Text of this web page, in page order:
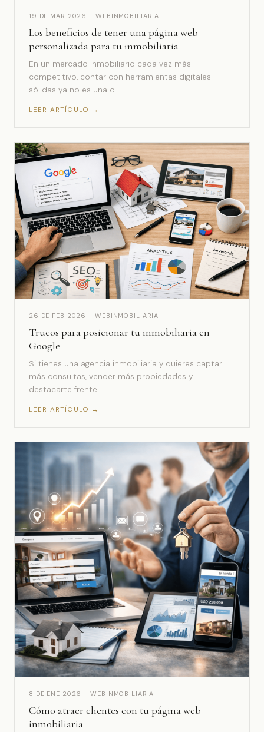
19 DE MAR 2026 WEBINMOBILIARIA
Los beneficios de tener una página web
personalizada para tu inmobiliaria
En un mercado inmobiliario cada vez más
competitivo, contar con herramientas digitales
sólidas ya no es una o…
LEER ARTÍCULO →
26 DE FEB 2026 WEBINMOBILIARIA
Trucos para posicionar tu inmobiliaria en
Google
Si tienes una agencia inmobiliaria y quieres captar
más consultas, vender más propiedades y
destacarte frente…
LEER ARTÍCULO →
8 DE ENE 2026 WEBINMOBILIARIA
Cómo atraer clientes con tu página web
inmobiliaria